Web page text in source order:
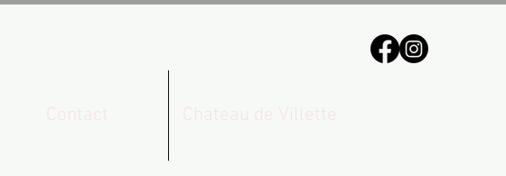
Contact Chateau de Villette